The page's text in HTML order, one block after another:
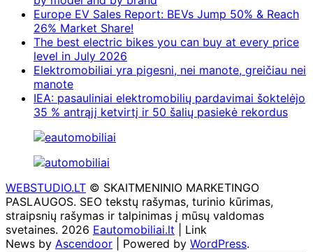
Europe EV Sales Report: BEVs Jump 50% & Reach
26% Market Share!
The best electric bikes you can buy at every price
level in July 2026
Elektromobiliai yra pigesni, nei manote, greičiau nei
manote
IEA: pasauliniai elektromobilių pardavimai šoktelėjo
35 % antrąjį ketvirtį ir 50 šalių pasiekė rekordus
WEBSTUDIO.LT © SKAITMENINIO MARKETINGO
PASLAUGOS. SEO tekstų rašymas, turinio kūrimas,
straipsnių rašymas ir talpinimas į mūsų valdomas
svetaines. 2026 Eautomobiliai.lt | Link
News by Ascendoor | Powered by WordPress.